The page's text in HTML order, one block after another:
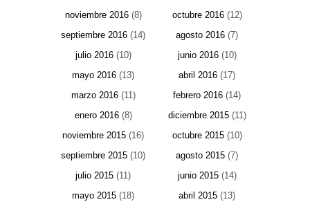
noviembre 2016(8) octubre 2016(12)
septiembre 2016 (14) agosto 2016 (7)
julio 2016(10) junio 2016(10)
mayo 2016 (13) abril 2016 (17)
marzo 2016(11) febrero 2016 (14)
enero 2016(8) diciembre 2015(11)
noviembre 2015 (16) octubre 2015(10)
septiembre 2015 (10) agosto 2015 (7)
julio 2015 (11) junio 2015(14)
mayo 2015 (18) abril 2015 (13)